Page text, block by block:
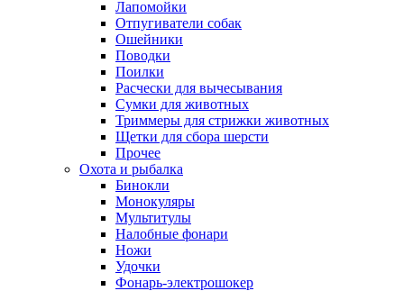
Лапомойки
Отпугиватели собак
Ошейники
Поводки
Поилки
Расчески для вычесывания
Сумки для животных
Триммеры для стрижки животных
Щетки для сбора шерсти
Прочее
Охота и рыбалка
Бинокли
Монокуляры
Мультитулы
Налобные фонари
Ножи
Удочки
Фонарь-электрошокер